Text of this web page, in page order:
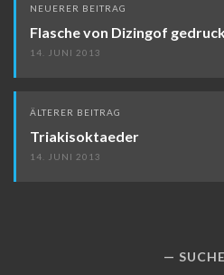
NEUERER BEITRAG
Flasche von Dizingof
14. JUNI 2013
ÄLTERER BEITRAG
Triakisoktaeder
14. JUNI 2013
SUCHE